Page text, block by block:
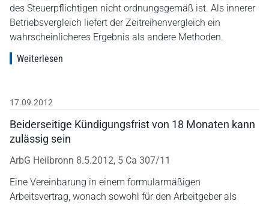
des Steuerpflichtigen nicht ordnungsgemäß ist. Als innerer
Betriebsvergleich liefert der Zeitreihenvergleich ein
wahrscheinlicheres Ergebnis als andere Methoden.
Weiterlesen
17.09.2012
Beiderseitige Kündigungsfrist von 18 Monaten kann
zulässig sein
ArbG Heilbronn 8.5.2012, 5 Ca 307/11
Eine Vereinbarung in einem formularmäßigen
Arbeitsvertrag, wonach sowohl für den Arbeitgeber als